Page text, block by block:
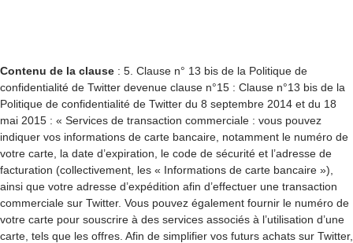
Contenu de la clause : 5. Clause n° 13 bis de la Politique de
confidentialité de Twitter devenue clause n°15 : Clause n°13 bis de la
Politique de confidentialité de Twitter du 8 septembre 2014 et du 18
mai 2015 : « Services de transaction commerciale : vous pouvez
indiquer vos informations de carte bancaire, notamment le numéro de
votre carte, la date d’expiration, le code de sécurité et l’adresse de
facturation (collectivement, les « Informations de carte bancaire »),
ainsi que votre adresse d’expédition afin d’effectuer une transaction
commerciale sur Twitter. Vous pouvez également fournir le numéro de
votre carte pour souscrire à des services associés à l’utilisation d’une
carte, tels que les offres. Afin de simplifier vos futurs achats sur Twitter,